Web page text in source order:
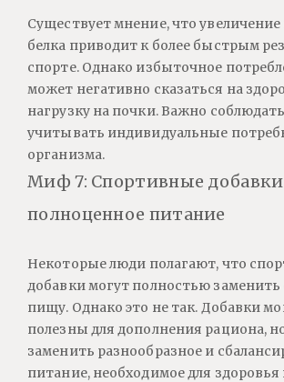
Существует мнение, что
белка приводит к более быстрым
спорте. Однако избыточное
может негативно сказаться на
нагрузку на почки. Важно
учитывать индивидуальные
организма.
Миф 7: Спортивные
полноценное питание
Некоторые люди полагают, что
добавки могут полностью
пищу. Однако это не так. Добавки
полезны для дополнения рациона,
заменить разнообразное и
питание, необходимое для